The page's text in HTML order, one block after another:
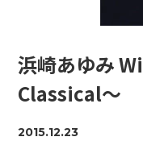
浜崎あゆみ
Classical～
2015.12.23